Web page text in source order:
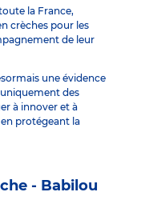
la France,
crèches pour les
de leur
une évidence
uniquement des
à innover et à
protégeant la
- Babilou